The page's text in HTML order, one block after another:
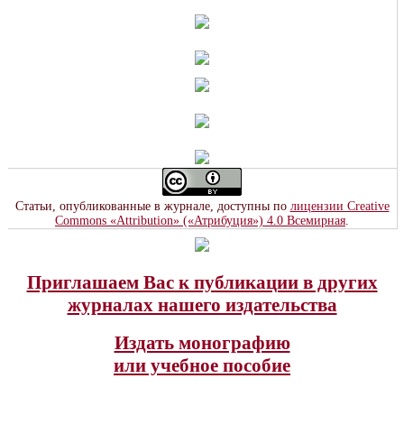
Статьи, опубликованные в журнале, доступны по лицензии Creative
Commons «Attribution» («Атрибуция») 4.0 Всемирная.
Приглашаем Вас к публикации в других
журналах нашего издательства
Издать монографию
или учебное пособие